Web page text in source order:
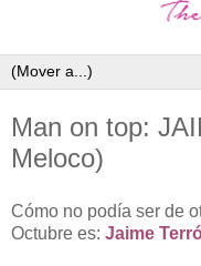
Man on top:
Meloco)
Cómo no podía ser de
Octubre es: Jaime